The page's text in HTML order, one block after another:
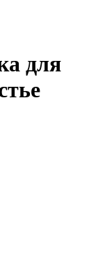
для